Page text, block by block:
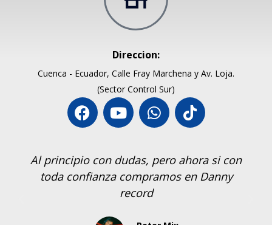
Direccion:
Cuenca - Ecuador, Calle Fray Marchena y Av. Loja.
(Sector Control Sur)
pero ahora si con
en Danny
Si recomiento compar
los equipos me han